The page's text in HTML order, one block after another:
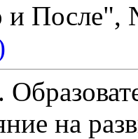
После",
на